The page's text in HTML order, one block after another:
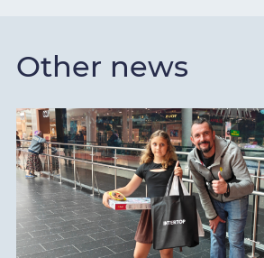
Other news